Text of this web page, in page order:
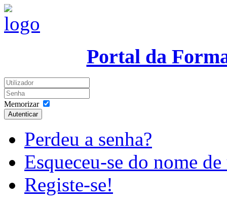
Portal da
Memorizar
Autenticar
Perdeu a senha?
Esqueceu-se do nome
Registe-se!